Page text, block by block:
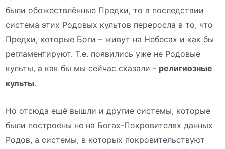
были обожествлённые Предки, то в последствии
система этих Родовых культов переросла в то, что
Предки, которые Боги – живут на Небесах и как бы
регламентируют. Т.е. появились уже не Родовые
культы, а как бы мы сейчас сказали - религиозные
культы.
Но отсюда ещё вышли и другие системы, которые
были построены не на Богах-Покровителях данных
Родов, а системы, в которых покровительствуют